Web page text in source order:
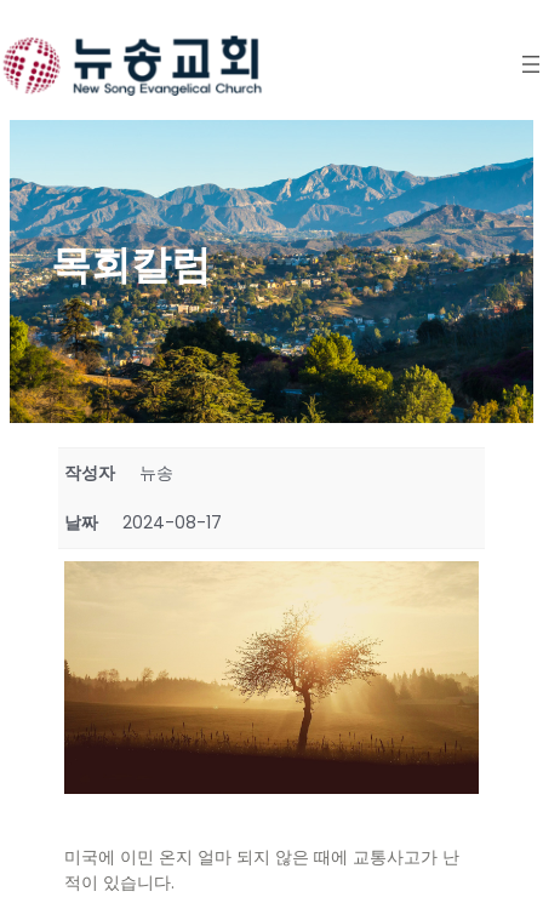
to
content
목회칼럼
작성자 뉴송
날짜 2024-08-17
미국에 이민 온지 얼마 되지 않은 때에 교통사고가 난
적이 있습니다.